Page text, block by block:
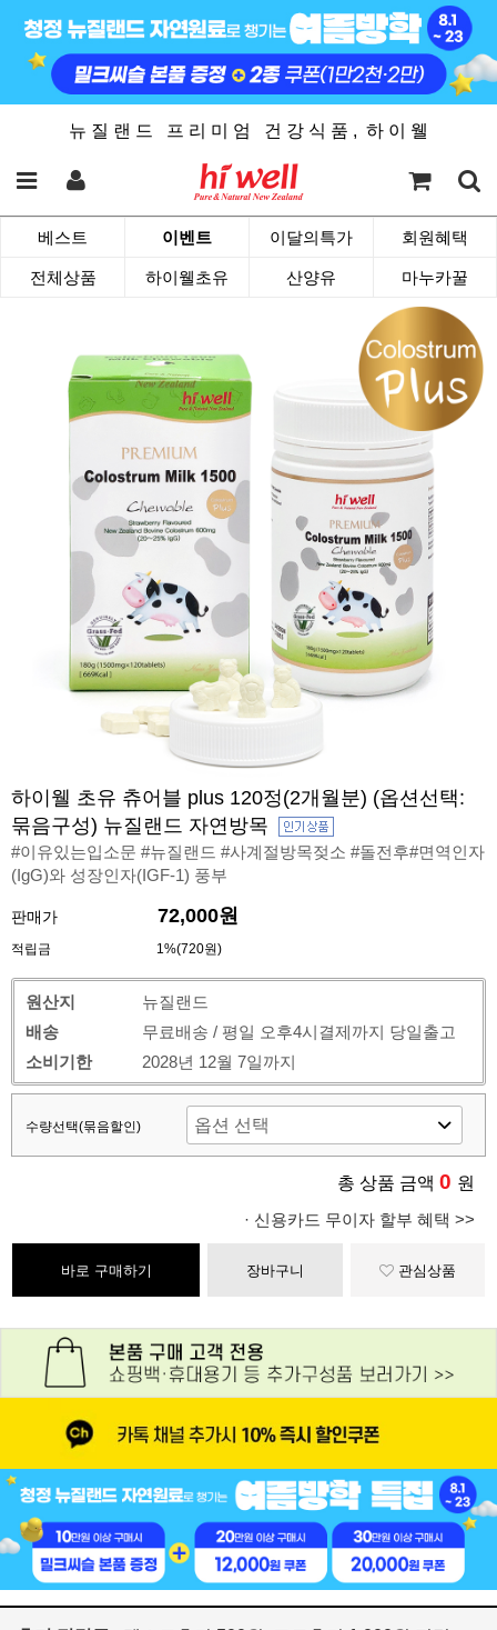
뉴 질 랜 드 프 리 미 엄 건 강 식 품 , 하 이 웰
베스트 이벤트 이달의특가 회원혜택
전체상품 하이웰초유 산양유 마누카꿀
하이웰 초유 츄어블 plus 120정(2개월분) (옵션선택:
묶음구성) 뉴질랜드 자연방목
#이유있는입소문 #뉴질랜드 #사계절방목젖소 #돌전후#면역인자
(IgG)와 성장인자(IGF-1) 풍부
판매가 72,000원
적립금 1%(720원)
원산지
뉴질랜드
배송
무료배송 / 평일 오후4시결제까지 당일출고
소비기한
2028년 12월 7일까지
수량선택(묶음할인)
총 상품 금액 0 원
· 신용카드 무이자 할부 혜택 >>
바로 구매하기 장바구니 관심상품